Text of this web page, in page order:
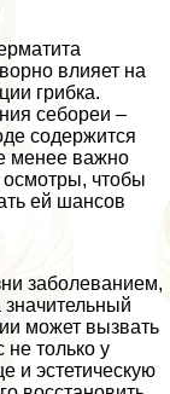
влияет на
грибка.
себореи –
содержится
менее важно
осмотры, чтобы
ей шансов
заболеванием,
может вызвать
только у
и эстетическую